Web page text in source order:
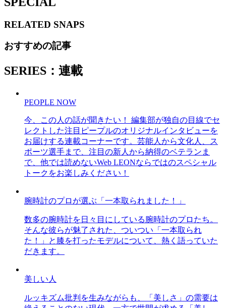
RELATED SNAPS
おすすめの記事
SERIES：連載
PEOPLE NOW
今、この人の話が聞きたい！ 編集部が独自の目線でセ
レクトした注目ピープルのオリジナルインタビューを
お届けする連載コーナーです。芸能人から文化人、ス
ポーツ選手まで、注目の新人から納得のベテランま
で、他では読めないWeb LEONならではのスペシャル
トークをお楽しみください！
腕時計のプロが選ぶ「一本取られました！」
数多の腕時計を日々目にしている腕時計のプロたち。
そんな彼らが魅了された、ついつい「一本取られ
た！」と膝を打ったモデルについて、熱く語っていた
だきます。
美しい人
ルッキズム批判を生みながらも、「美しさ」の需要は